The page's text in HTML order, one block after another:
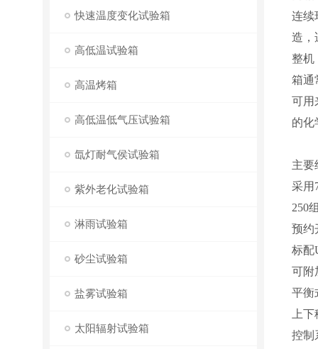
快速温度变化试验箱
高低温试验箱
高温烤箱
高低温低气压试验箱
氙灯耐气侯试验箱
紫外老化试验箱
淋雨试验箱
砂尘试验箱
盐雾试验箱
太阳辐射试验箱
连续
造，
整机
箱通
可用
的化
主要
采用
250
预约
标配
可附
平衡
上
控制